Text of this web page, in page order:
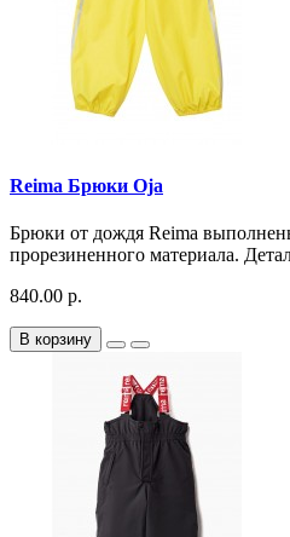
Reima Брюки Oja
Брюки от дождя Reima
прорезиненного материала.
840.00 р.
В корзину